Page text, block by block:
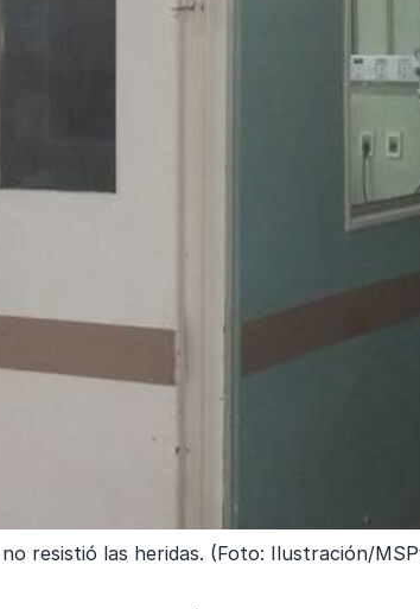
resistió las heridas. (Foto: Ilustración/